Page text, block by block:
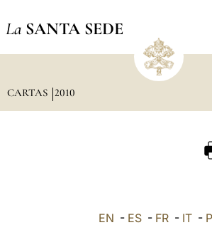
La SANTA SEDE
CARTAS 2010
EN - ES- FR- IT-